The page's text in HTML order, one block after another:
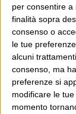
per consentire
finalità sopra
consenso o
le tue
alcuni
consenso, ma
preferenze si
modificare le
momento
E per i regali